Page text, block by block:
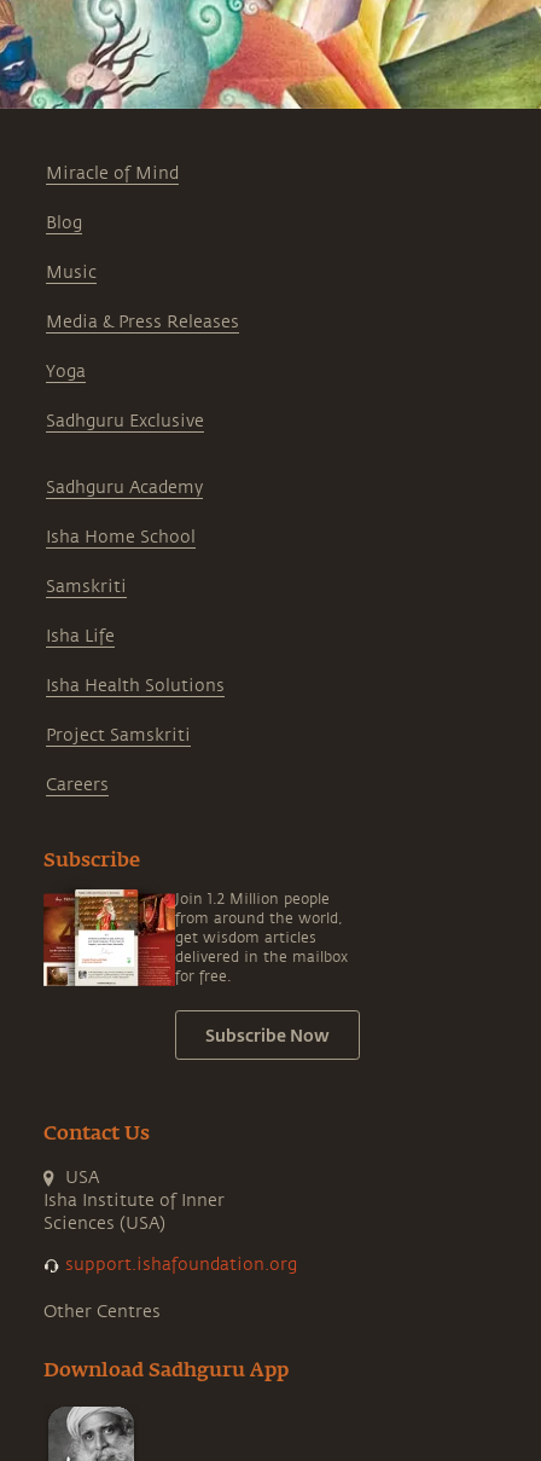
Miracle of Mind
Blog
Music
Media & Press Releases
Yoga
Sadhguru Exclusive
Sadhguru Academy
Isha Home School
Samskriti
Isha Life
Isha Health Solutions
Project Samskriti
Careers
Subscribe
Join 1.2 Million people
from around the world,
get wisdom articles
delivered in the mailbox
for free.
Subscribe Now
Contact Us
USA
Isha Institute of Inner
Sciences (USA)
support.ishafoundation.org
Other Centres
Download Sadhguru App